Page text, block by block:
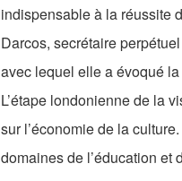
indispensable à la réussite
Darcos, secrétaire
avec lequel elle a évoqué
L’étape londonienne de la
sur l’économie de la
domaines de l’éducation et